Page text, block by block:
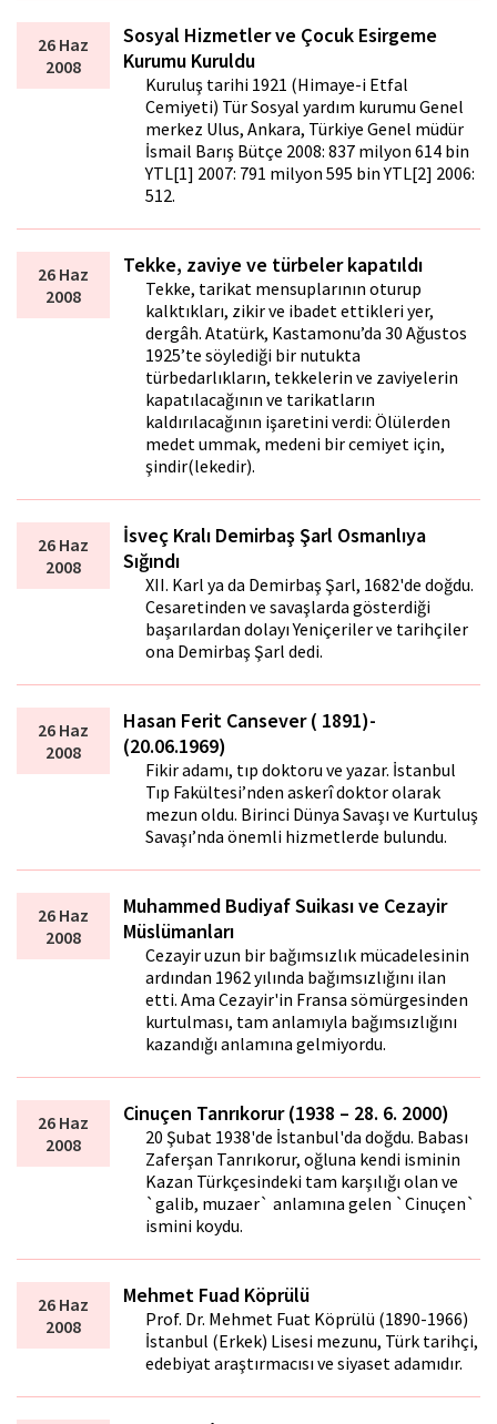
26 Haz
2008
Sosyal Hizmetler ve Çocuk Esirgeme
Kurumu Kuruldu
Kuruluş tarihi 1921 (Himaye-i Etfal
Cemiyeti) Tür Sosyal yardım kurumu Genel
merkez Ulus, Ankara, Türkiye Genel müdür
İsmail Barış Bütçe 2008: 837 milyon 614 bin
YTL[1] 2007: 791 milyon 595 bin YTL[2] 2006:
512.
26 Haz
2008
Tekke, zaviye ve türbeler kapatıldı
Tekke, tarikat mensuplarının oturup
kalktıkları, zikir ve ibadet ettikleri yer,
dergâh. Atatürk, Kastamonu’da 30 Ağustos
1925’te söylediği bir nutukta
türbedarlıkların, tekkelerin ve zaviyelerin
kapatılacağının ve tarikatların
kaldırılacağının işaretini verdi: Ölülerden
medet ummak, medeni bir cemiyet için,
şindir(lekedir).
26 Haz
2008
İsveç Kralı Demirbaş Şarl Osmanlıya
Sığındı
XII. Karl ya da Demirbaş Şarl, 1682'de doğdu.
Cesaretinden ve savaşlarda gösterdiği
başarılardan dolayı Yeniçeriler ve tarihçiler
ona Demirbaş Şarl dedi.
26 Haz
2008
Hasan Ferit Cansever ( 1891)-
(20.06.1969)
Fikir adamı, tıp doktoru ve yazar. İstanbul
Tıp Fakültesi’nden askerî doktor olarak
mezun oldu. Birinci Dünya Savaşı ve Kurtuluş
Savaşı’nda önemli hizmetlerde bulundu.
26 Haz
2008
Muhammed Budiyaf Suikası ve Cezayir
Müslümanları
Cezayir uzun bir bağımsızlık mücadelesinin
ardından 1962 yılında bağımsızlığını ilan
etti. Ama Cezayir'in Fransa sömürgesinden
kurtulması, tam anlamıyla bağımsızlığını
kazandığı anlamına gelmiyordu.
26 Haz
2008
Cinuçen Tanrıkorur (1938 – 28. 6. 2000)
20 Şubat 1938'de İstanbul'da doğdu. Babası
Zaferşan Tanrıkorur, oğluna kendi isminin
Kazan Türkçesindeki tam karşılığı olan ve
`galib, muzaffer` anlamına gelen `Cinuçen`
ismini koydu.
26 Haz
2008
Mehmet Fuad Köprülü
Prof. Dr. Mehmet Fuat Köprülü (1890-1966)
İstanbul (Erkek) Lisesi mezunu, Türk tarihçi,
edebiyat araştırmacısı ve siyaset adamıdır.